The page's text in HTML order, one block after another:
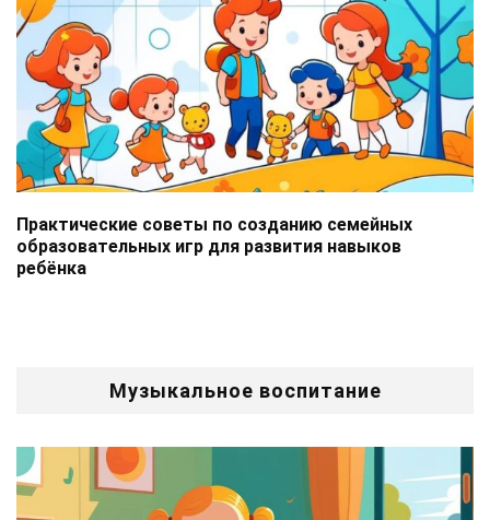
Практические советы по созданию семейных
образовательных игр для развития навыков
ребёнка
Музыкальное воспитание